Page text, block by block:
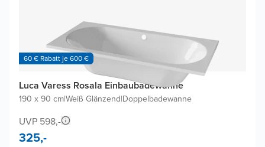
60 € Rabatt je 600 €
Luca Varess Rosala Einbaubadewanne
190 x 90 cm|Weiß Glänzend|Doppelbadewanne
UVP 598,-
325,-